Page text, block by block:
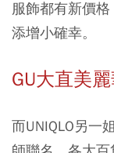
服飾都有新價
添增小確幸。
GU大直美
而UNIQLO另一